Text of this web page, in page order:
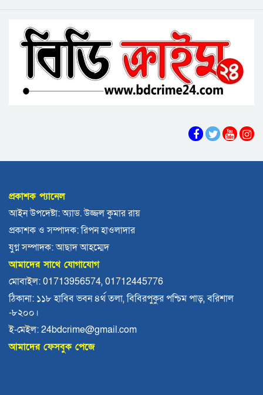
শ্রমিকদের সড়ক অবরোধ
বরিশালে রাস্তার পাশ থেকে ৯ বস্তা সরকারি কম্বল
উদ্ধার
লোডশেডিংয়ে বিপর্যস্ত কুয়াকাটা, মুখ থুবড়ে পড়ছে
পর্যটন ব্যবসা
ঝালকাঠি নতুন কার্পেটিং সড়ক কেটে কালভার্ট নির্মাণ
কুয়াকাটায় জেলের জালে ধরা পড়লো দৃষ্টিনন্দন লাল
কোট ফিস
বরিশালে বকেয়া বেতনসহ, আট দফা দাবিতে
শ্রমিকদের সড়ক অবরোধ
অঙ্গীকার
চরফ্যাশনের ইউএনও খাল খননের ১ কোটি টাকা ফিরত
প্রকাশক প্যানেল
আইন উপদেষ্টা: অ্যাড. উজ্জল কুমার রায়
প্রকাশক ও সম্পাদক: রিপন হাওলাদার
যুগ্ন সম্পাদক: আছাদ আহম্মেদ
আমাদের সাথে যোগাযোগ
মোবাইল: 01713956574, 01712445776
ঠিকানা: ১১৮ হাবিব ভবন ৪র্থ তলা, বিবিরপুকুর পশ্চিম পাড়, বরিশাল
-৮২০০।
ই-মেইল: 24bdcrime@gmail.com
আমাদের ফেসবুক পেজে